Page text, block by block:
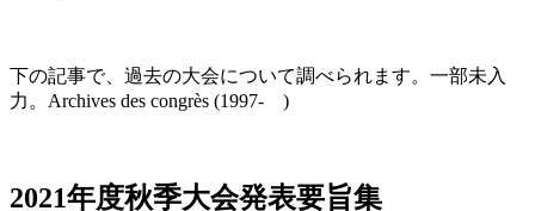
下の記事で、過去の大会について調べられます。一部未入
力。Archives des congrès (1997- )
2021年度秋季大会発表要旨集